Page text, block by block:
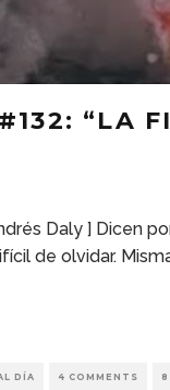
“LA
Daly ] Dicen
de olvidar.
DÍA 4 COMMENTS